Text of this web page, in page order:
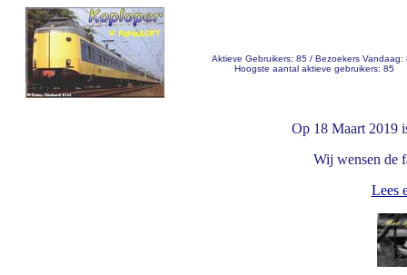
Aktieve Gebruikers: 85 / Bezoekers Vandaag:
Hoogste aantal aktieve gebruikers: 85
Op 18 Maart 2019
Wij wensen de
Lees